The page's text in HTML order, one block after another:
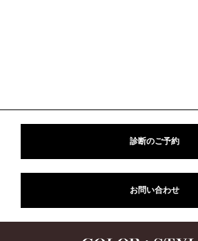
診断のご予約
お問い合わせ